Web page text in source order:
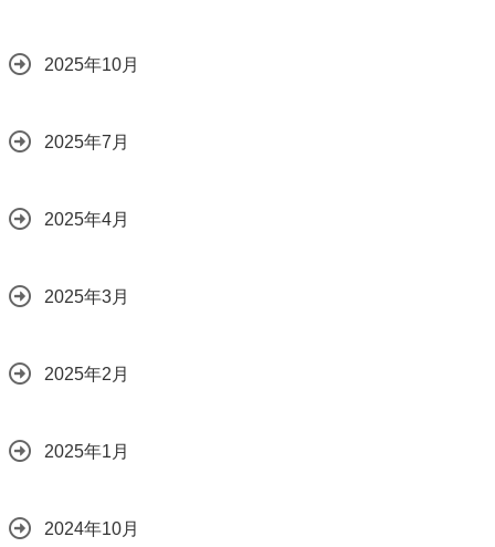
2025年10月
2025年7月
2025年4月
2025年3月
2025年2月
2025年1月
2024年10月